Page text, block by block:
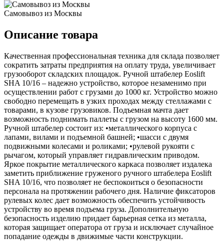
Самовывоз из Москвы
Описание товара
Качественная профессиональная техника для склада позволяет
сократить затраты предприятия на оплату труда, увеличивает
грузооборот складских площадок. Ручной штабелер Eoslift
SHA 10/16 – надежно устройство, которое незаменимо при
осуществлении работ с грузами до 1000 кг. Устройство можно
свободно перемещать в узких проходах между стеллажами с
товарами, в кузове грузовиков. Подъемная мачта дает
возможность поднимать паллеты с грузом на высоту 1600 мм.
Ручной штабелер состоит из: •металлического корпуса с
лапами, вилами и подъемной башней; •шасси с двумя
подвижными колесами и роликами; •рулевой рукояти с
рычагом, который управляет гидравлическим приводом.
Яркое покрытие металлического каркаса позволяет издалека
заметить приближение груженого ручного штабелера Eoslift
SHA 10/16, что позволяет не беспокоиться о безопасности
персонала на протяжении рабочего дня. Наличие фиксаторов
рулевых колес дает возможность обеспечить устойчивость
устройству во время подъема груза. Дополнительную
безопасность изделию придает барьерная сетка из металла,
которая защищает оператора от груза и исключает случайное
попадание одежды в движимые части конструкции.